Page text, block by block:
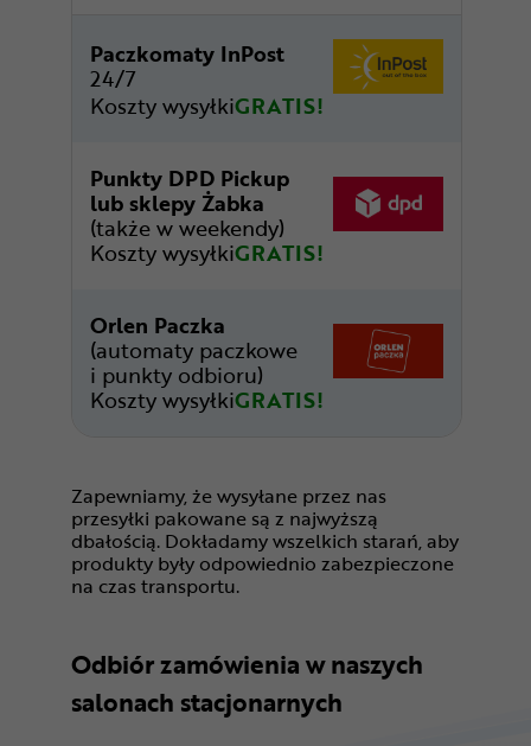
Paczkomaty InPost
24/7
Koszty wysyłkiGRATIS!
Punkty DPD Pickup
lub sklepy Żabka
(także w weekendy)
Koszty wysyłkiGRATIS!
Orlen Paczka
(automaty paczkowe
i punkty odbioru)
Koszty wysyłkiGRATIS!
Zapewniamy, że wysyłane przez nas
przesyłki pakowane są z najwyższą
dbałością. Dokładamy wszelkich starań, aby
produkty były odpowiednio zabezpieczone
na czas transportu.
Odbiór zamówienia w naszych
salonach stacjonarnych